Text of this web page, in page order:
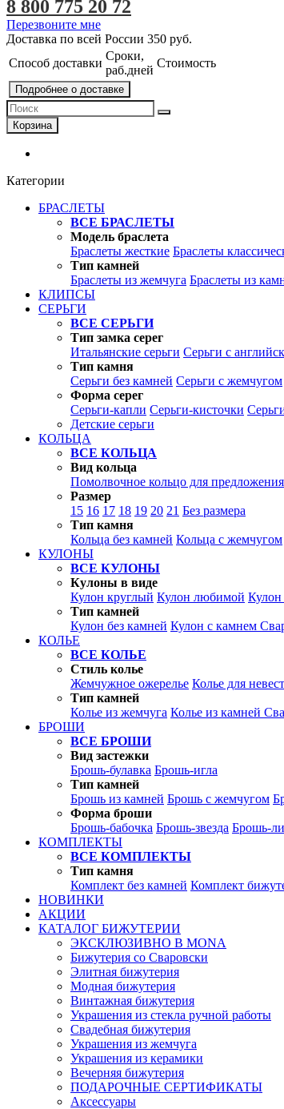
8 800 775 20 72
Перезвоните мне
Доставка по всей России 350 руб.
Способ доставки
Сроки,
раб.дней
Стоимость
Подробнее о доставке
Корзина
Категории
БРАСЛЕТЫ
ВСЕ БРАСЛЕТЫ
Модель браслета
Браслеты жесткие Браслеты
Тип камней
Браслеты из жемчуга Браслеты из
КЛИПСЫ
СЕРЬГИ
ВСЕ СЕРЬГИ
Тип замка серег
Итальянские серьги Серьги с
Тип камня
Серьги без камней Серьги с жемчугом
Форма серег
Серьги-капли Серьги-кисточки
Детские серьги
КОЛЬЦА
ВСЕ КОЛЬЦА
Вид кольца
Помолвочное кольцо для предложения
Размер
15 16 17 18 19 20 21 Без размера
Тип камня
Кольца без камней Кольца с жемчугом
КУЛОНЫ
ВСЕ КУЛОНЫ
Кулоны в виде
Кулон круглый Кулон любимой Кулон
Тип камней
Кулон без камней Кулон с камнем
КОЛЬЕ
ВСЕ КОЛЬЕ
Стиль колье
Жемчужное ожерелье Колье для
Тип камней
Колье из жемчуга Колье из камней
БРОШИ
ВСЕ БРОШИ
Вид застежки
Брошь-булавка Брошь-игла
Тип камней
Брошь из камней Брошь с жемчугом
Форма броши
Брошь-бабочка Брошь-звезда Брошь-
КОМПЛЕКТЫ
ВСЕ КОМПЛЕКТЫ
Тип камня
Комплект без камней Комплект
НОВИНКИ
АКЦИИ
КАТАЛОГ БИЖУТЕРИИ
ЭКСКЛЮЗИВНО В MONA
Бижутерия со Сваровски
Элитная бижутерия
Модная бижутерия
Винтажная бижутерия
Украшения из стекла ручной работы
Свадебная бижутерия
Украшения из жемчуга
Украшения из керамики
Вечерняя бижутерия
ПОДАРОЧНЫЕ СЕРТИФИКАТЫ
Аксессуары